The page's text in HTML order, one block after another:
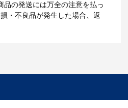
品の発送には万全の注意を払っ
・不良品が発生した場合、返